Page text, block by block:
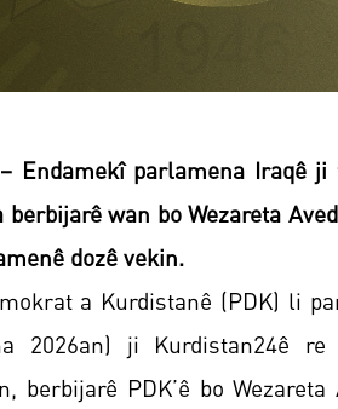
Endamekî parlamena Iraqê
wan bo Wezareta
dozê vekin.
a Kurdistanê (PDK) li
2026an) ji Kurdistan24ê
berbijarê PDK’ê bo